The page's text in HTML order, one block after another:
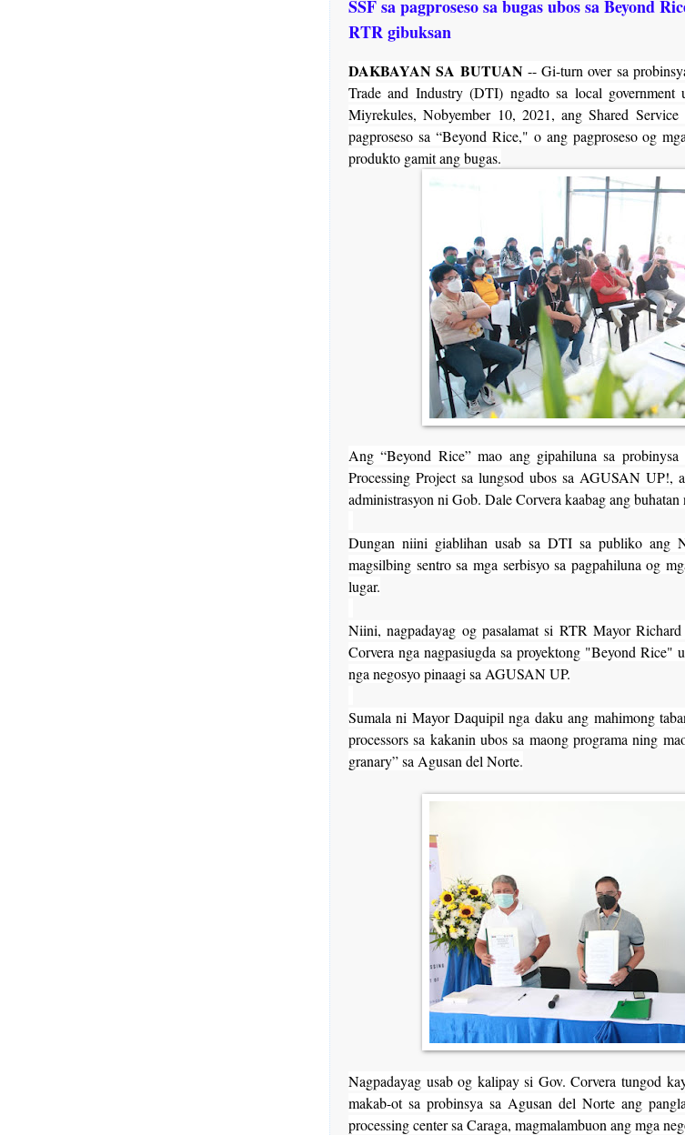
SSF sa pagproseso sa bugas ubos sa Beyond
RTR gibuksan
DAKBAYAN SA BUTUAN -- Gi-turn over sa
Trade and Industry (DTI) ngadto sa local
Miyrekules, Nobyember 10, 2021, ang Shared
pagproseso sa “Beyond Rice," o ang pagproseso og
produkto gamit ang bugas.
Ang “Beyond Rice” mao ang gipahiluna sa
Processing Project sa lungsod ubos sa AGUSAN UP!,
administrasyon ni Gob. Dale Corvera kaabag ang
Dungan niini giablihan usab sa DTI sa publiko ang
magsilbing sentro sa mga serbisyo sa pagpahiluna og
lugar.
Niini, nagpadayag og pasalamat si RTR Mayor
Corvera nga nagpasiugda sa proyektong "Beyond Rice"
nga negosyo pinaagi sa AGUSAN UP.
Sumala ni Mayor Daquipil nga daku ang mahimong
processors sa kakanin ubos sa maong programa ning
granary” sa Agusan del Norte.
Nagpadayag usab og kalipay si Gov. Corvera tungod
makab-ot sa probinsya sa Agusan del Norte ang
processing center sa Caraga, magmalambuon ang mga